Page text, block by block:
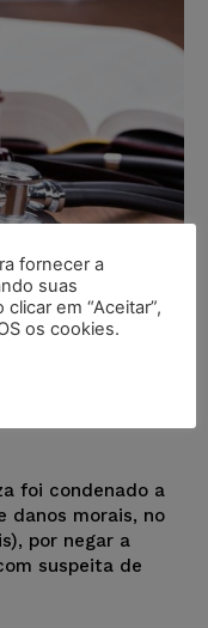
para idoso
foi condenado a
danos morais, no
por negar a
suspeita de
fornecer a
suas
em “Aceitar”,
os cookies.